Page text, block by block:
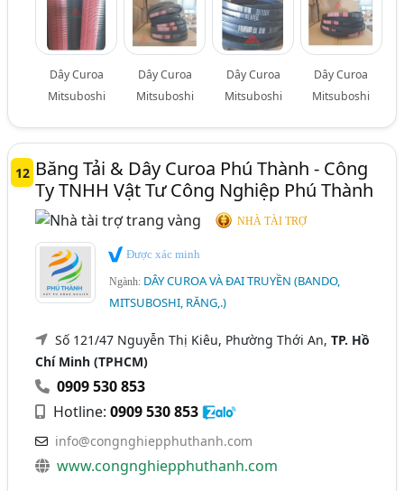
Dây Curoa
Mitsuboshi
Dây Curoa
Mitsuboshi
Dây Curoa
Mitsuboshi
Dây Curoa
Mitsuboshi
12 Băng Tải & Dây Curoa Phú Thành - Công
Ty TNHH Vật Tư Công Nghiệp Phú Thành
NHÀ TÀI TRỢ
Được xác minh
Ngành: DÂY CUROA VÀ ĐAI TRUYỀN (BANDO,
MITSUBOSHI, RĂNG,.)
Số 121/47 Nguyễn Thị Kiêu, Phường Thới An,TP. Hồ
Chí Minh (TPHCM)
0909 530 853
Hotline:0909 530 853
info@congnghiepphuthanh.com
www.congnghiepphuthanh.com